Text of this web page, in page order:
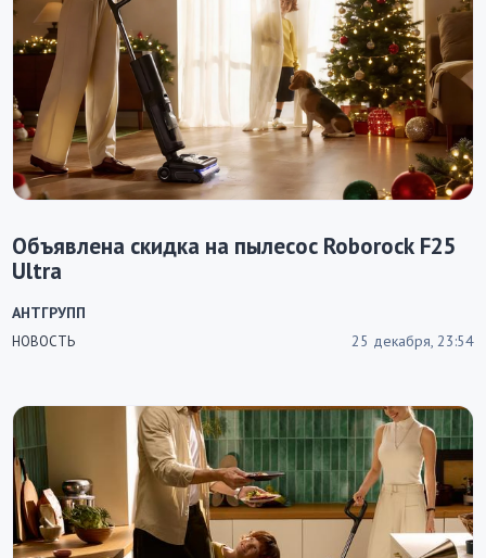
Объявлена скидка на пылесос Roborock F25
Ultra
НОВОСТЬ 25 декабря, 23:54
АНТГРУПП